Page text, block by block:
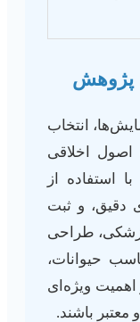
پژوهش
انتخاب
اصول اخلاقی
استفاده از
دقیق، و ثبت
طراحی
حیوانات،
اهمیت ویژه‌ای
معتبر باشند.